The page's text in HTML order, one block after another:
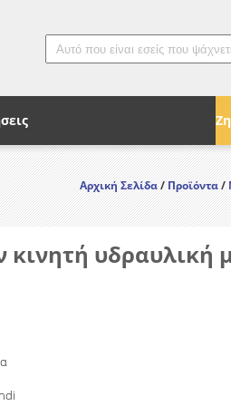
Αρχική Σελίδα/Προϊόντα/
κινητή υδραυλική